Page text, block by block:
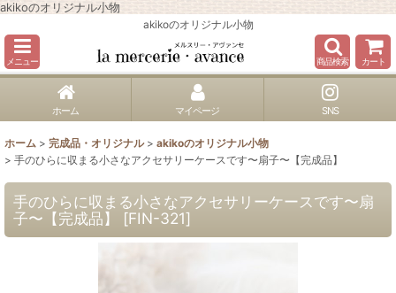
akikoのオリジナル小物
akikoのオリジナル小物
メニュー 商品検索 カート
ホーム マイページ SNS
ホーム > 完成品・オリジナル > akikoのオリジナル小物
> 手のひらに収まる小さなアクセサリーケースです〜扇子〜【完成品】
手のひらに収まる小さなアクセサリーケースです〜扇
子〜【完成品】
[FIN-321]